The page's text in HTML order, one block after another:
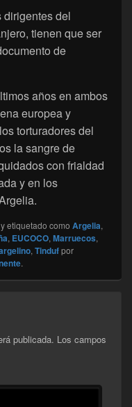
dirigentes del
tienen que ser
de
años en ambos
europea y
torturadores del
la sangre de
con frialdad
y en los
y etiquetado como Argelia,
, EUCOCO, Marruecos,
, Tindufpor
.
publicada. Los campos